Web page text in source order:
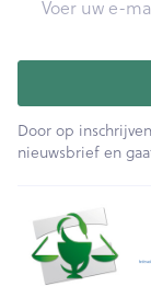
Door op
nieuwsbrief en